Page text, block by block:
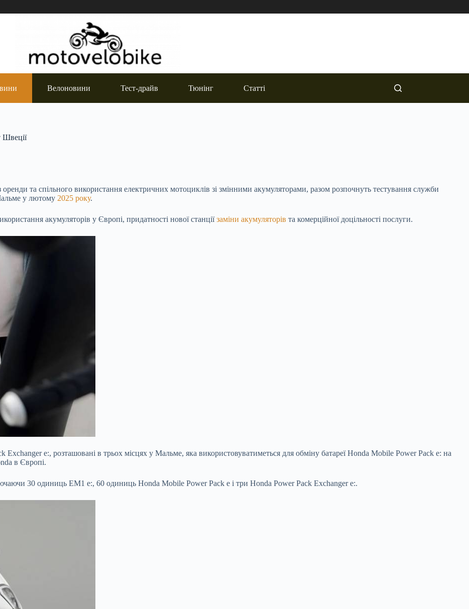
Велоновини Тест-драйв Тюнінг Статті
Швеції
та спільного використання електричних мотоциклів зі змінними акумуляторами, разом розпочнуть тестування служби
у лютому 2025 року.
акумуляторів у Європі, придатності нової станціїзаміни акумуляторів та комерційної доцільності послуги.
Exchangere:, розташовані в трьох місцях у Мальме, яка використовуватиметься для обміну батареї Honda Mobile Power Pack e: на
в Європі.
30 одиниць EM1 e:, 60 одиниць Honda Mobile Power Pack e і три Honda Power Pack Exchanger e:.